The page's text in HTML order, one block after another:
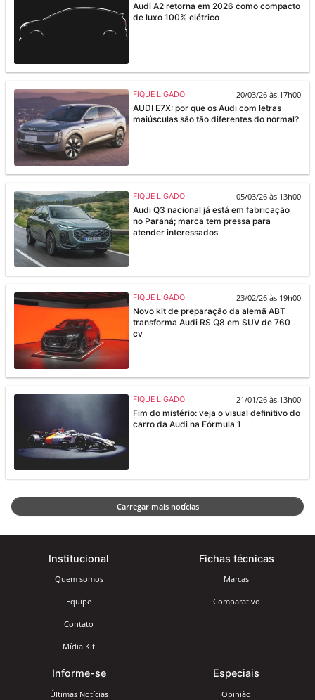
Audi A2 retorna em 2026 como compacto
de luxo 100% elétrico
FIQUE LIGADO
20/03/26 às 17h00
AUDI E7X: por que os Audi com letras
maiúsculas são tão diferentes do normal?
FIQUE LIGADO
05/03/26 às 13h00
Audi Q3 nacional já está em fabricação
no Paraná; marca tem pressa para
atender interessados
FIQUE LIGADO
23/02/26 às 19h00
Novo kit de preparação da alemã ABT
transforma Audi RS Q8 em SUV de 760
cv
FIQUE LIGADO
21/01/26 às 13h00
Fim do mistério: veja o visual definitivo do
carro da Audi na Fórmula 1
Carregar mais notícias
Institucional
Quem somos
Equipe
Contato
Mídia Kit
Fichas técnicas
Marcas
Comparativo
Informe-se
Últimas Notícias
Especiais
Opinião